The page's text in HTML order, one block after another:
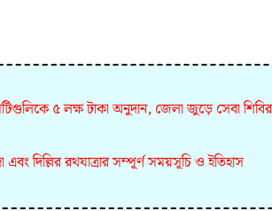
৫ লক্ষ টাকা অনুদান, জেলা জুড়ে সেবা
দিল্লির রথযাত্রার সম্পূর্ণ সময়সূচি ও ইতিহাস